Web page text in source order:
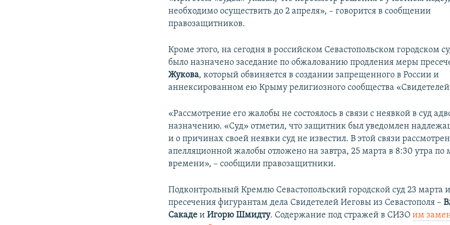
необходимо осуществить до 2 апреля», – говорится в сообщении
правозащитников.
Кроме этого, на сегодня в российском Севастопольском городском
было назначено заседание по обжалованию продления меры
Жукова, который обвиняется в создании запрещенного в России и
аннексированном ею Крыму религиозного сообщества
«Рассмотрение его жалобы не состоялось в связи с неявкой в суд
назначению. «Суд» отметил, что защитник был уведомлен
и о причинах своей неявки суд не известил. В этой связи
апелляционной жалобы отложено на завтра, 25 марта в 8:30 утра по
времени», – сообщили правозащитники.
Подконтрольный Кремлю Севастопольский городской суд 23 марта
пресечения фигурантам дела Свидетелей Иеговы из Севастополя –
Сакаде иИгорю Шмидту. Содержание под стражей в СИЗОим